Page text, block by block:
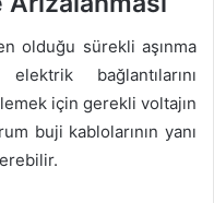
olduğu sürekli aşınma
bağlantılarını
için gerekli voltajın
buji kablolarının yanı